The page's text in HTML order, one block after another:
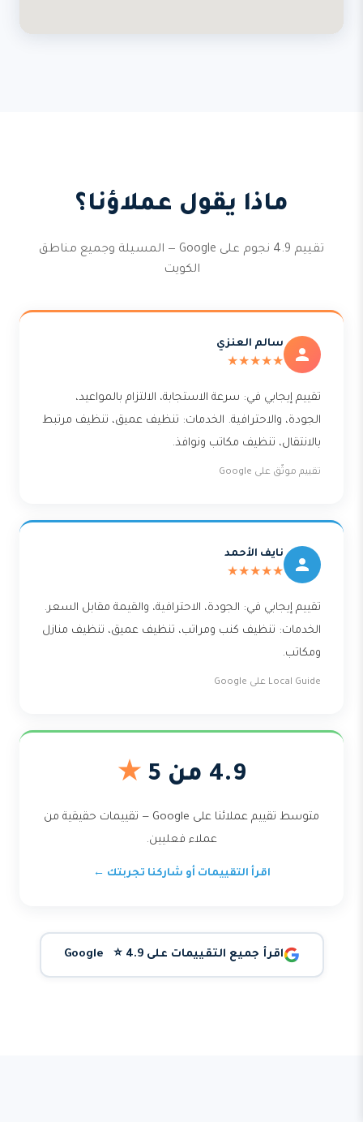
ماذا يقول عملاؤنا؟
تقييم 4.9 نجوم على Google — المسيلة وجميع مناطق
الكويت
سالم العنزي
★★★★★
تقييم إيجابي في: سرعة الاستجابة، الالتزام بالمواعيد،
الجودة، والاحترافية. الخدمات: تنظيف عميق، تنظيف مرتبط
بالانتقال، تنظيف مكاتب ونوافذ.
تقييم موثّق على Google
نايف الأحمد
★★★★★
تقييم إيجابي في: الجودة، الاحترافية، والقيمة مقابل السعر.
الخدمات: تنظيف كنب ومراتب، تنظيف عميق، تنظيف منازل
ومكاتب.
Local Guide على Google
4.9 من 5 ★
متوسط تقييم عملائنا على Google — تقييمات حقيقية من
عملاء فعليين.
اقرأ التقييمات أو شاركنا تجربتك ←
اقرأ جميع التقييمات على Google ⭐ 4.9